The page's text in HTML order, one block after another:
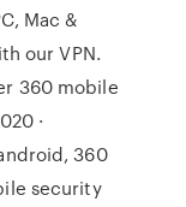
Mac &
our VPN.
360 mobile
·
360
security